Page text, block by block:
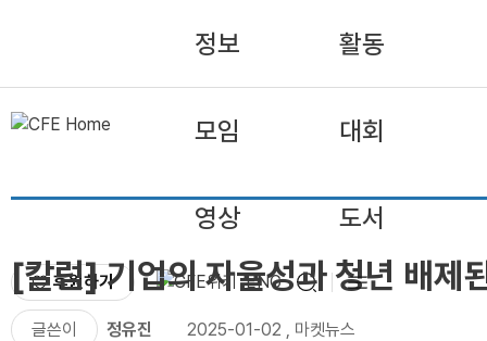
정보 활동
모임 대회
영상 도서
후원하기 ENG
[칼럼] 기업의 자율성과 청년 배
글쓴이 정유진 2025-01-02 , 마켓뉴스